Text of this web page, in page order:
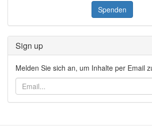
Spenden
Sign up
Melden Sie sich an, um Inhalte per Email